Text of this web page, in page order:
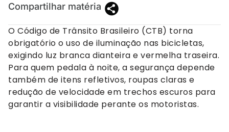
Compartilhar matéria
O Código de Trânsito Brasileiro (CTB) torna
obrigatório o uso de iluminação nas bicicletas,
exigindo luz branca dianteira e vermelha traseira.
Para quem pedala à noite, a segurança depende
também de itens refletivos, roupas claras e
redução de velocidade em trechos escuros para
garantir a visibilidade perante os motoristas.